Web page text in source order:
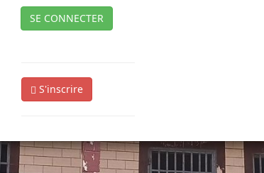
SE CONNECTER
S'inscrire